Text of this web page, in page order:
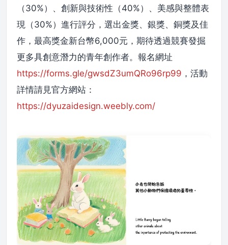
（30%）、創新與技術性（40%）、美感與整體表
現（30%）進行評分，選出金獎、銀獎、銅獎及佳
作，最高獎金新台幣6,000元，期待透過競賽發掘
更多具創意潛力的青年創作者。報名網址
https://forms.gle/gwsdZ3umQRo96rp99 ，活動
詳情請見官方網站：
https://dyuzaidesign.weebly.com/